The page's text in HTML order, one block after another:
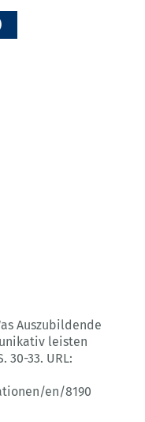
Auszubildende
leisten
30-33. URL:
en/8190